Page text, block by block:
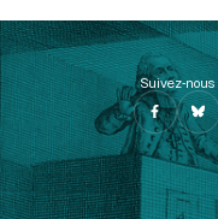
Suivez-nous